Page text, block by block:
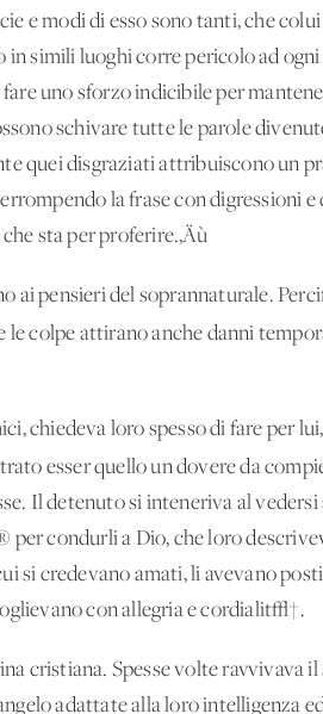
e modi di esso sono tanti, che
in simili luoghi corre pericolo ad ogni
uno sforzo indicibile per
schivare tutte le parole
quei disgraziati attribuiscono un
la frase con digressioni e
sta per proferire.‚Äù
ai pensieri del soprannaturale.
colpe attirano anche danni
chiedeva loro spesso di fare per
esser quello un dovere da
Il detenuto si inteneriva al
per condurli a Dio, che loro
si credevano amati, li avevano
con allegria e cordialit√†.
cristiana. Spesse volte ravvivava il
adattate alla loro intelligenza